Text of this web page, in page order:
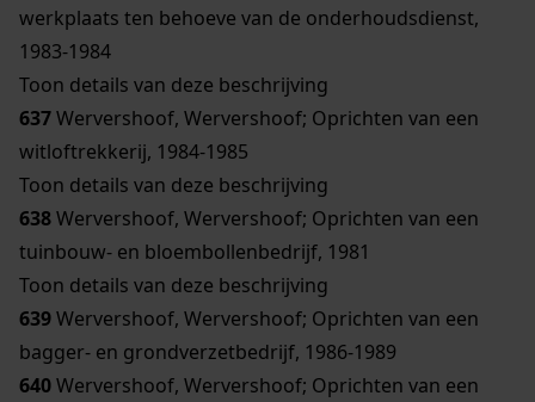
werkplaats ten behoeve van de onderhoudsdienst,
1983-1984
Toon details van deze beschrijving
637Wervershoof, Wervershoof; Oprichten van een
witloftrekkerij, 1984-1985
Toon details van deze beschrijving
638Wervershoof, Wervershoof; Oprichten van een
tuinbouw- en bloembollenbedrijf, 1981
Toon details van deze beschrijving
639Wervershoof, Wervershoof; Oprichten van een
bagger- en grondverzetbedrijf, 1986-1989
640Wervershoof, Wervershoof; Oprichten van een